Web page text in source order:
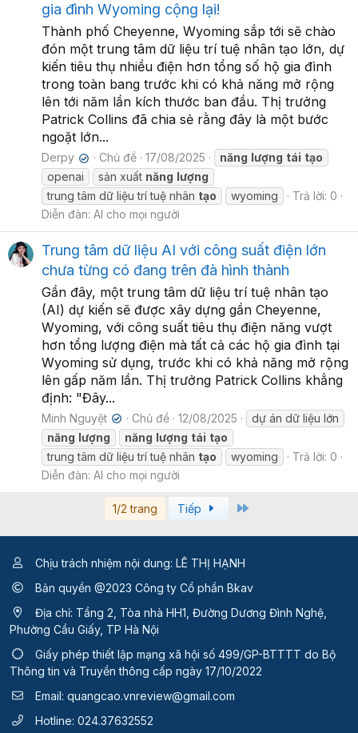
gia đình Wyoming cộng lại!
Thành phố Cheyenne, Wyoming sắp tới sẽ chào
đón một trung tâm dữ liệu trí tuệ nhân tạo lớn, dự
kiến tiêu thụ nhiều điện hơn tổng số hộ gia đình
trong toàn bang trước khi có khả năng mở rộng
lên tới năm lần kích thước ban đầu. Thị trưởng
Patrick Collins đã chia sẻ rằng đây là một bước
ngoặt lớn...
Derpy ✔ Chủ đề 17/08/2025 năng lượng tái tạo
openai
sản xuất năng lượng
trung tâm dữ liệu trí tuệ nhân tạo wyoming
Trả lời: 0
Diễn đàn: AI cho mọi người
Trung tâm dữ liệu AI với công suất điện lớn
chưa từng có đang trên đà hình thành
Gần đây, một trung tâm dữ liệu trí tuệ nhân tạo
(AI) dự kiến sẽ được xây dựng gần Cheyenne,
Wyoming, với công suất tiêu thụ điện năng vượt
hơn tổng lượng điện mà tất cả các hộ gia đình tại
Wyoming sử dụng, trước khi có khả năng mở rộng
lên gấp năm lần. Thị trưởng Patrick Collins khẳng
định: "Đây...
Minh Nguyệt ✔ Chủ đề 12/08/2025
dự án dữ liệu lớn
năng lượng năng lượng tái tạo
trung tâm dữ liệu trí tuệ nhân tạo wyoming
Trả lời: 0
Diễn đàn: AI cho mọi người
1/2 trang Tiếp
Chịu trách nhiệm nội dung: LÊ THỊ HẠNH
Bản quyền @2023 Công ty Cổ phần Bkav
Địa chỉ: Tầng 2, Tòa nhà HH1, Đường Dương Đình Nghệ,
Phường Cầu Giấy, TP Hà Nội
Giấy phép thiết lập mạng xã hội số 499/GP-BTTTT do Bộ
Thông tin và Truyền thông cấp ngày 17/10/2022
Email: quangcao.vnreview@gmail.com
Hotline: 024.37632552